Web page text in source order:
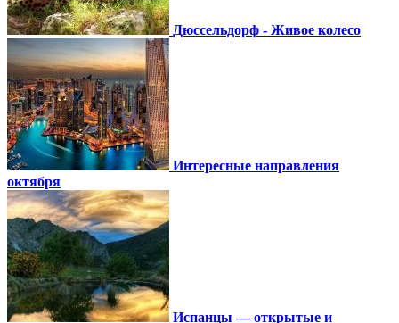
Дюссельдорф - Живое колесо
Интересные направления
октября
Испанцы — открытые и